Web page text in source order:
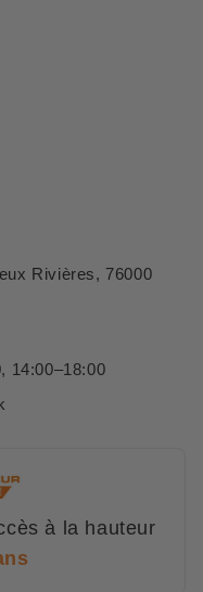
Rivières, 76000
14:00–18:00
à la hauteur